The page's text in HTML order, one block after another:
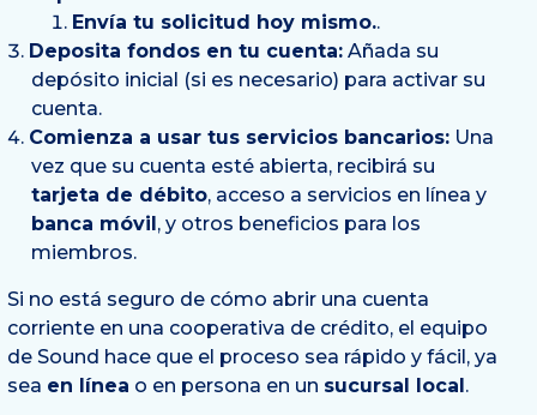
Envía tu solicitud hoy mismo..
Deposita fondos en tu cuenta: Añada su
depósito inicial (si es necesario) para activar su
cuenta.
Comienza a usar tus servicios bancarios: Una
vez que su cuenta esté abierta, recibirá su
tarjeta de débito, acceso a servicios en línea y
banca móvil, y otros beneficios para los
miembros.
Si no está seguro de cómo abrir una cuenta
corriente en una cooperativa de crédito, el equipo
de Sound hace que el proceso sea rápido y fácil, ya
sea en línea o en persona en un sucursal local.